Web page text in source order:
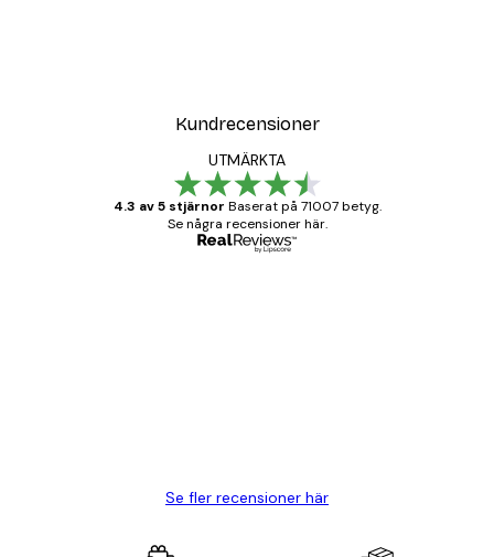
Kundrecensioner
UTMÄRKTA
4.3 av 5 stjärnor Baserat på 71007 betyg.
Se några recensioner här.
Se fler recensioner här